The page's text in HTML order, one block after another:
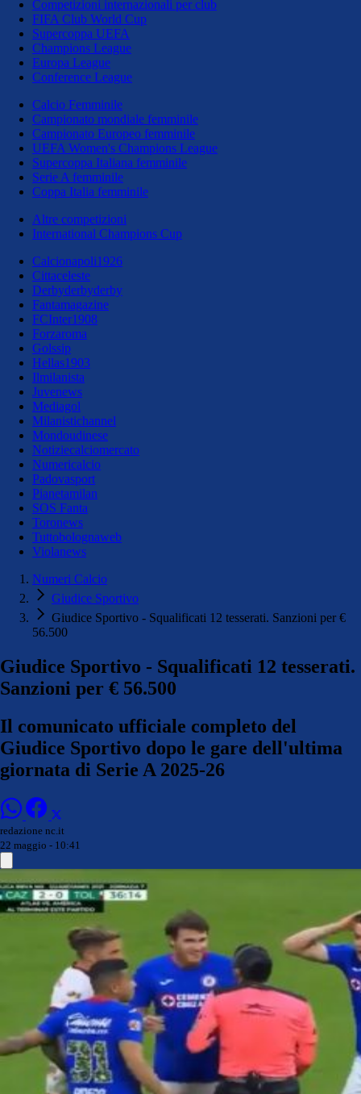
Competizioni internazionali per club
FIFA Club World Cup
Supercoppa UEFA
Champions League
Europa League
Conference League
Calcio Femminile
Campionato mondiale femminile
Campionato Europeo femminile
UEFA Women's Champions League
Supercoppa Italiana femminile
Serie A femminile
Coppa Italia femminile
Altre competizioni
International Champions Cup
Calcionapoli1926
Cittaceleste
Derbyderbyderby
Fantamagazine
FCInter1908
Forzaroma
Golssip
Hellas1903
Ilmilanista
Juvenews
Mediagol
Milanistichannel
Mondoudinese
Notiziecalciomercato
Numericalcio
Padovasport
Pianetamilan
SOS Fanta
Toronews
Tuttobolognaweb
Violanews
Numeri Calcio
Giudice Sportivo
Giudice Sportivo - Squalificati 12 tesserati. Sanzioni per €
56.500
Giudice Sportivo - Squalificati 12 tesserati.
Sanzioni per € 56.500
Il comunicato ufficiale completo del
Giudice Sportivo dopo le gare dell'ultima
giornata di Serie A 2025-26
redazione nc.it
22 maggio - 10:41